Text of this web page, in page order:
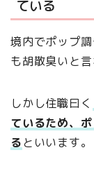
ている
境内でポップ
も胡散臭いと
しかし住職曰く
ているため、
るといいます。